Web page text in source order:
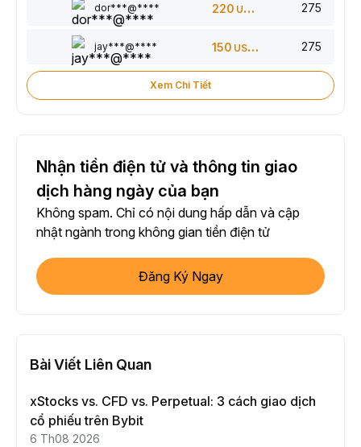
dor***@**** 220 USDT 275
jay***@**** 150 USDT 275
Xem Chi Tiết
Nhận tiền điện tử và thông tin giao
dịch hàng ngày của bạn
Không spam. Chỉ có nội dung hấp dẫn và cập
nhật ngành trong không gian tiền điện tử
Đăng Ký Ngay
Bài Viết Liên Quan
xStocks vs. CFD vs. Perpetual: 3 cách giao dịch
cổ phiếu trên Bybit
6 Th08 2026